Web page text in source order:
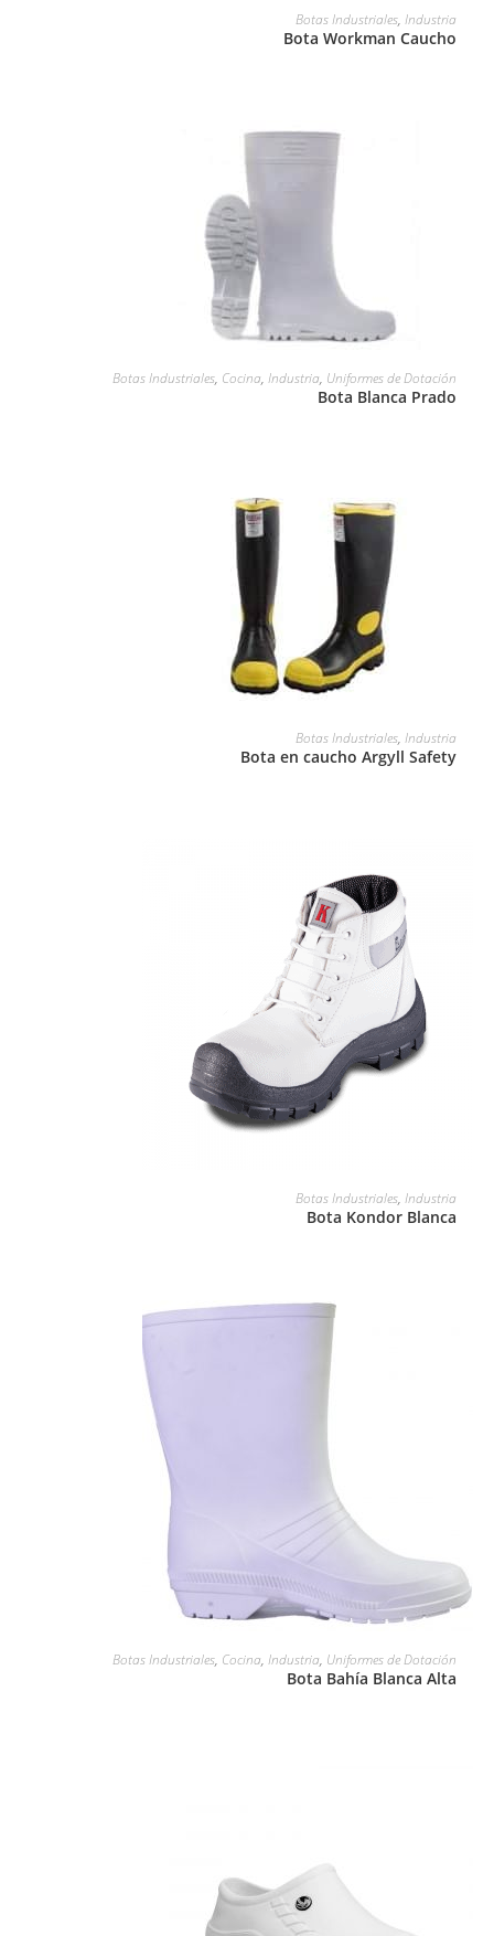
Botas Industriales,Industria
Bota Workman Caucho
LEER MÁS
Botas Industriales, Cocina,Industria, Uniformes de Dotación
Bota Blanca Prado
Botas Industriales,Industria
Bota en caucho Argyll Safety
Botas Industriales,Industria
Bota Kondor Blanca
LEER MÁS
Botas Industriales, Cocina,Industria, Uniformes de Dotación
Bota Bahía Blanca Alta